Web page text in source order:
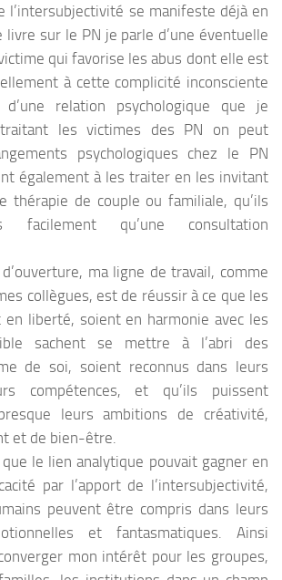
l’intersubjectivité se manifeste déjà en
livre sur le PN je parle d’une éventuelle
qui favorise les abus dont elle est
à cette complicité inconsciente
relation psychologique que je
traitant les victimes des PN on peut
psychologiques chez le PN
également à les traiter en les invitant
thérapie de couple ou familiale, qu’ils
facilement qu’une consultation
ma ligne de travail, comme
collègues, est de réussir à ce que les
en liberté, soient en harmonie avec les
sachent se mettre à l’abri des
de soi, soient reconnus dans leurs
compétences, et qu’ils puissent
leurs ambitions de créativité,
et de bien-être.
le lien analytique pouvait gagner en
par l’apport de l’intersubjectivité,
peuvent être compris dans leurs
et fantasmatiques. Ainsi
mon intérêt pour les groupes,